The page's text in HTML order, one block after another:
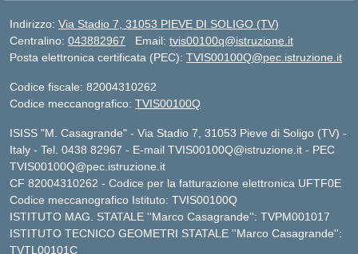
Indirizzo: Via Stadio 7, 31053 PIEVE DI SOLIGO (TV)
Centralino: 043882967 Email: tvis00100q@istruzione.it
Posta elettronica certificata (PEC): TVIS00100Q@pec.istruzione.it
Codice fiscale: 82004310262
Codice meccanografico: TVIS00100Q
ISISS "M. Casagrande" - Via Stadio 7, 31053 Pieve di Soligo (TV) -
Italy - Tel. 0438 82967 - E-mail TVIS00100Q@istruzione.it - PEC
TVIS00100Q@pec.istruzione.it
CF 82004310262 - Codice per la fatturazione elettronica UFTF0E
Codice meccanografico Istituto: TVIS00100Q
ISTITUTO MAG. STATALE ''Marco Casagrande'': TVPM001017
ISTITUTO TECNICO GEOMETRI STATALE ''Marco Casagrande'':
TVTL00101C